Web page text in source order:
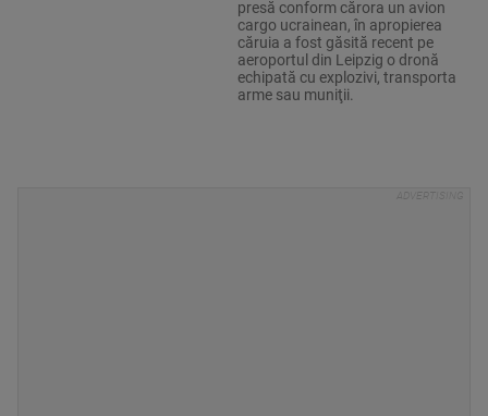
presă conform cărora un avion
cargo ucrainean, în apropierea
căruia a fost găsită recent pe
aeroportul din Leipzig o dronă
echipată cu explozivi, transporta
arme sau muniţii.